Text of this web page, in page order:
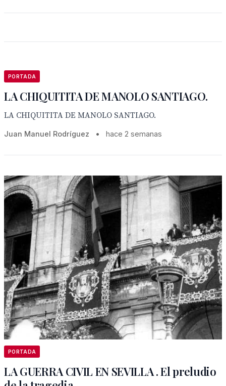
PORTADA
LA CHIQUITITA DE MANOLO SANTIAGO.
LA CHIQUITITA DE MANOLO SANTIAGO.
Juan Manuel Rodríguez • hace 2 semanas
PORTADA
LA GUERRA CIVIL EN SEVILLA . El preludio